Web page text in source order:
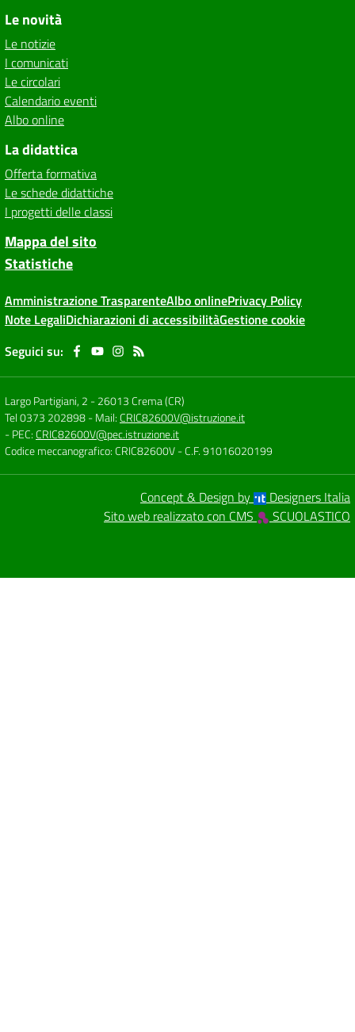
Le novità
Le notizie
I comunicati
Le circolari
Calendario eventi
Albo online
La didattica
Offerta formativa
Le schede didattiche
I progetti delle classi
Mappa del sito
Statistiche
Amministrazione TrasparenteAlbo onlinePrivacy Policy
Note LegaliDichiarazioni di accessibilitàGestione cookie
Seguici su:
Largo Partigiani, 2 -26013 Crema (CR)
Tel 0373 202898- Mail:CRIC82600V@istruzione.it
- PEC:CRIC82600V@pec.istruzione.it
Codice meccanografico: CRIC82600V- C.F. 91016020199
Concept & Design by
Designers Italia
Sito web realizzato con CMS
SCUOLASTICO